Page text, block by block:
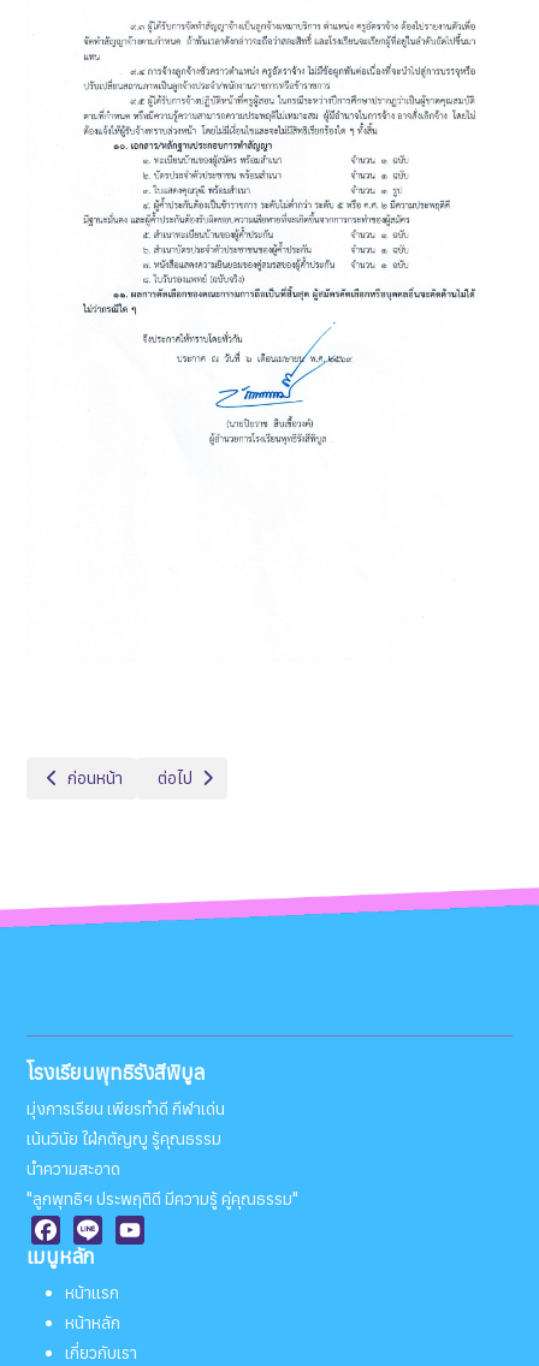
เนื้อหาก่อนหน้า: ประกาศรายชื่อผู้มีสิทธิ์สอบคัดเลือกเป็นลูกจ้างเหมาบริการ ต
ก่อนหน้า เนื้อหาถัดไป: ประกาศรับสมัครสรรหาบุคคลทั่วไป เพื่อคัดเลื
ต่อไป
โรงเรียนพุทธิรังสีพิบูล
มุ่งการเรียน เพียรทำดี กีฬาเด่น
เน้นวินัย ใฝ่กตัญญู รู้คุณธรรม
นำความสะอาด
"ลูกพุทธิฯ ประพฤติดี มีความรู้ คู่คุณธรรม"
Facebook
Line
เมนูหลัก
หน้าแรก
หน้าหลัก
เกี่ยวกับเรา